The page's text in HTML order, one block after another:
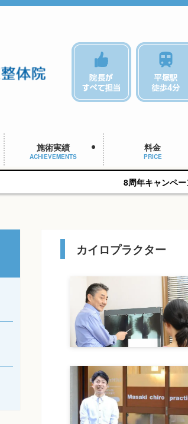
施術実績
ACHIEVEMENTS
料金
PRICE
8周年キャンペーン、残12名/6
カイロプラクター